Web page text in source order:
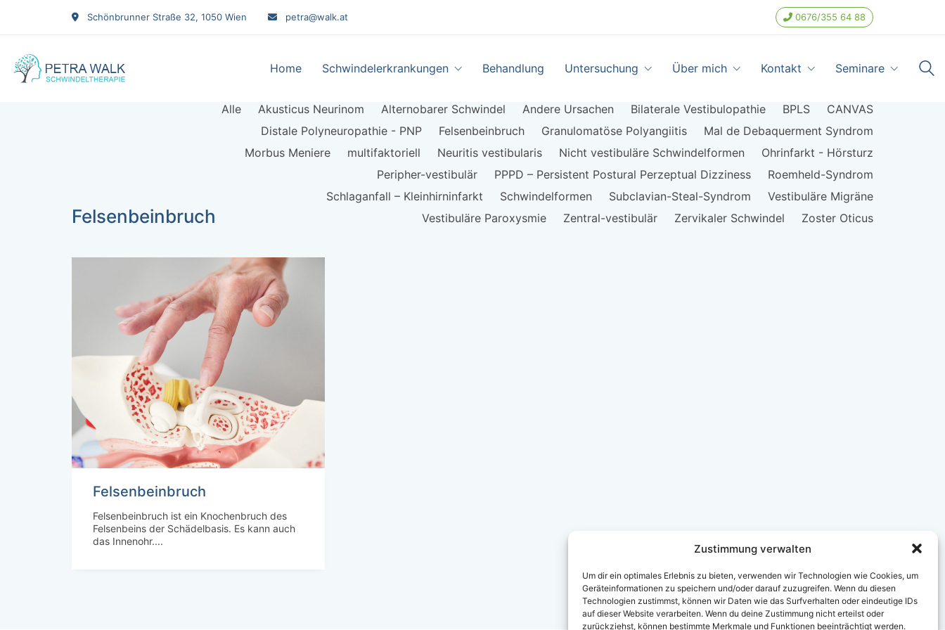
Zustimmung verwalten
Um dir ein optimales Erlebnis zu bieten, verwenden wir Technologien wie Cookies, um
Geräteinformationen zu speichern und/oder darauf zuzugreifen. Wenn du diesen
Technologien zustimmst, können wir Daten wie das Surfverhalten oder eindeutige IDs
auf dieser Website verarbeiten. Wenn du deine Zustimmung nicht erteilst oder
zurückziehst, können bestimmte Merkmale und Funktionen beeinträchtigt werden.
Schönbrunner Straße 32, 1050 Wien petra@walk.at 0676/355 64 88
Home Schwindelerkrankungen Behandlung Untersuchung Über mich Kontakt Seminare
Felsenbeinbruch
Alle Akusticus Neurinom Alternobarer Schwindel Andere Ursachen Bilaterale Vestibulopathie BPLS
CANVAS
Distale Polyneuropathie - PNP
Felsenbeinbruch Granulomatöse Polyangiitis
Mal de Debaquerment Syndrom
Morbus Meniere
multifaktoriell Neuritis vestibularis Nicht vestibuläre Schwindelformen
Ohrinfarkt - Hörsturz
Peripher-vestibulär
PPPD – Persistent Postural Perzeptual Dizziness
Roemheld-Syndrom
Schlaganfall – Kleinhirninfarkt
Schwindelformen Subclavian-Steal-Syndrom
Vestibuläre Migräne
Vestibuläre Paroxysmie
Zentral-vestibulär Zervikaler Schwindel Zoster Oticus
Felsenbeinbruch
Felsenbeinbruch ist ein Knochenbruch des
Felsenbeins der Schädelbasis. Es kann auch
das Innenohr....